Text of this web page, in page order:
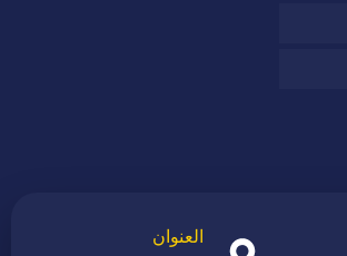
العنوان